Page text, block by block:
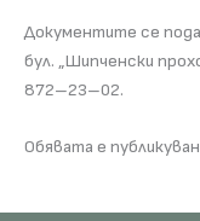
Документите се
бул. „Шипченски
872–23–02.
Обявата е